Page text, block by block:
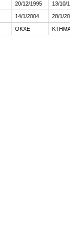
20/12/1995 13/10/
14/1/2004 28/1/
ΟΚΧΕ